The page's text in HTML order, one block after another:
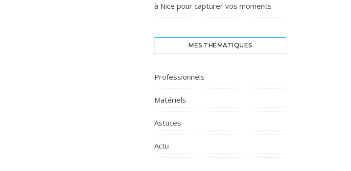
à Nice pour capturer vos moments
MES THÉMATIQUES
Professionnels
Matériels
Astuces
Actu